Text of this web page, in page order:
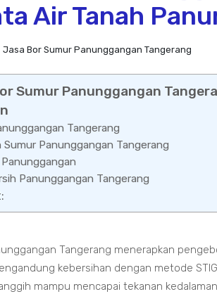
Air Tanah
Jasa Bor Sumur Panunggangan Tangerang
Sumur Panunggangan
Tangerang
Sumur Panunggangan Tangerang
Panunggangan Tangerang
Tangerang menerapkan
kebersihan dengan metode
mampu mencapai tekanan